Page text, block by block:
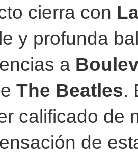
cierra con
y profunda
a
The Beatles.
calificado de
de